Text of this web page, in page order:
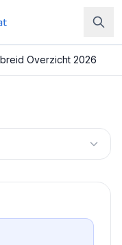
Overzicht 2026